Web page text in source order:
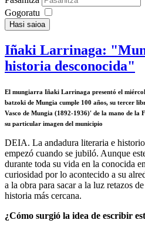
Gogoratu
Hasi saioa
Iñaki Larrinaga:
historia desconocida"
El mungiarra Iñaki Larrinaga presentó el
batzoki de Mungia cumple 100 años, su tercer
Vasco de Mungia (1892-1936)' de la mano de la
su particular imagen del municipio
DEIA. La andadura literaria e
empezó cuando se jubiló. Aunque
durante toda su vida en la conocida
curiosidad por lo acontecido a su
a la obra para sacar a la luz retazos
historia más cercana.
¿Cómo surgió la idea de escribir